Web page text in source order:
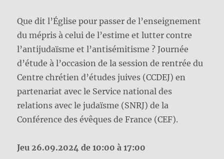
Que dit l’Église pour passer de l’enseignement
du mépris à celui de l’estime et lutter contre
l’antijudaïsme et l’antisémitisme ? Journée
d’étude à l’occasion de la session de rentrée du
Centre chrétien d’études juives (CCDEJ) en
partenariat avec le Service national des
relations avec le judaïsme (SNRJ) de la
Conférence des évêques de France (CEF).
Jeu 26.09.2024 de 10:00 à 17:00